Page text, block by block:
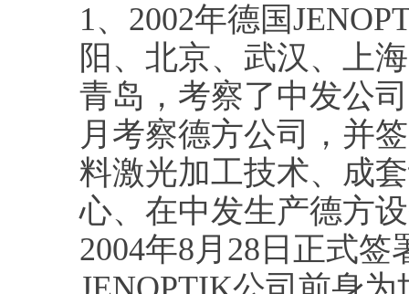
1、2002年德国
阳、北京、武汉、上
青岛，考察了中发公
月考察德方公司，并
料激光加工技术、成
心、在中发生产德方
2004年8月28日正式签